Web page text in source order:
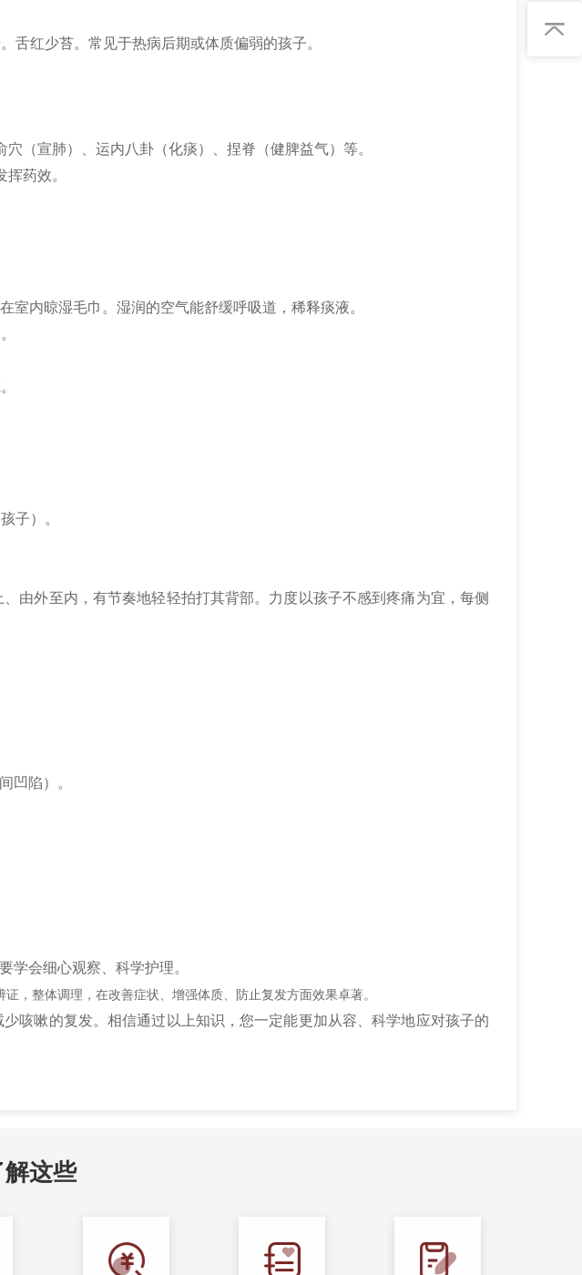
红少苔。常见于热病后期或体质偏弱的孩子。
（宣肺）、运内八卦（化痰）、捏脊（健脾益气）等。
药效。
室内晾湿毛巾。湿润的空气能舒缓呼吸道，稀释痰液。
子）。
由外至内，有节奏地轻轻拍打其背部。力度以孩子不感到疼痛为宜，每侧
凹陷）。
学会细心观察、科学护理。
证，整体调理，在改善症状、增强体质、防止复发方面效果卓著。
咳嗽的复发。相信通过以上知识，您一定能更加从容、科学地应对孩子的
这些